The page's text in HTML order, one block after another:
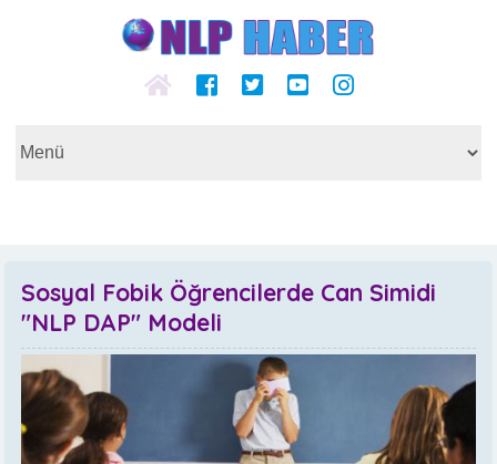
Sosyal Fobik Öğrencilerde Can Simidi
"NLP DAP" Modeli